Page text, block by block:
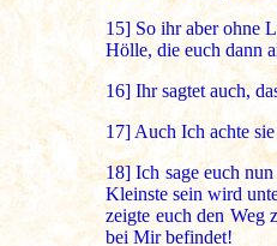
15] So ihr aber ohne
Hölle, die euch dann
16] Ihr sagtet auch,
17] Auch Ich achte
18]Ich sage euch
Kleinste sein wird
zeigte euch den Weg
bei Mir befindet!